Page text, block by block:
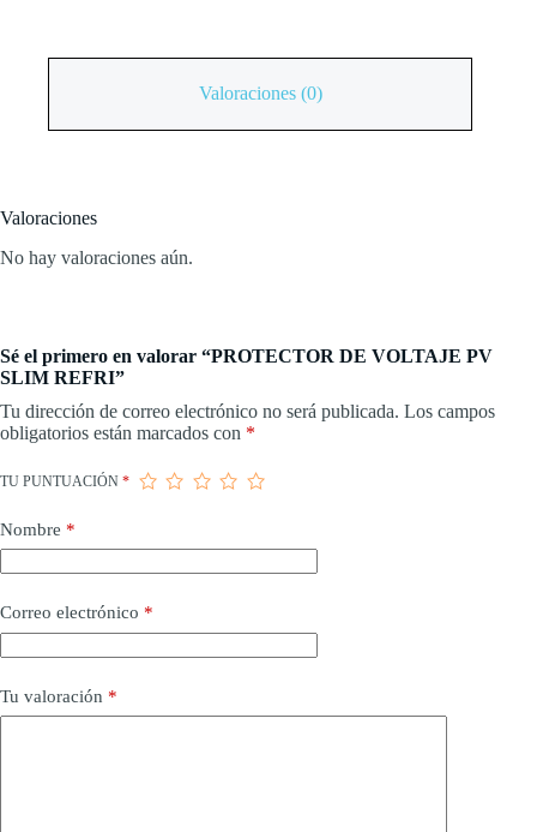
Valoraciones (0)
Valoraciones
No hay valoraciones aún.
Sé el primero en valorar “PROTECTOR DE VOLTAJE PV
SLIM REFRI”
Tu dirección de correo electrónico no será publicada. Los campos
obligatorios están marcados con *
TU PUNTUACIÓN *
Nombre *
Correo electrónico *
Tu valoración *